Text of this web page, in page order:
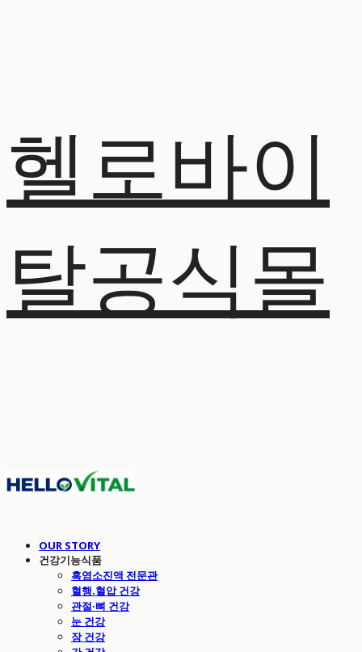
헬로바이
탈공식몰
OUR STORY
건강기능식품
흑염소진액 전문관
혈행.혈압 건강
관절·뼈 건강
눈 건강
장 건강